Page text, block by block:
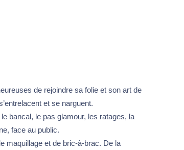
de rejoindre sa folie et son art de
et se narguent.
bancal, le pas glamour, les ratages, la
face au public.
maquillage et de bric-à-brac. De la